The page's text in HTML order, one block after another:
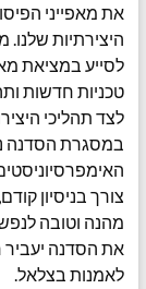
את מאפייני
היצירתיות
לסייע במציאת
טכניות חדשות
לצד תהליכי
במסגרת הסדנה
צורך בניסיון
מהנה וטובה
את הסדנה יעביר
לאמנות בצלאל.